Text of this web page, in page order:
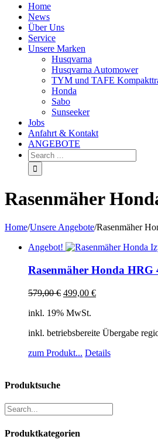
Home
News
Über Uns
Service
Unsere Marken
Husqvarna
Husqvarna Automower
TYM und TAFE
Honda
Sabo
Sunseeker
Jobs
Anfahrt & Kontakt
ANGEBOTE
Rasenmäher
Home/Unsere Angebote/Rasenmäher
Angebot!
Rasenmäher Honda HRG
579,00€ 499,00 €
inkl. 19% MwSt.
inkl. betriebsbereite Übergabe
zum Produkt... Details
Produktsuche
Produktkategorien